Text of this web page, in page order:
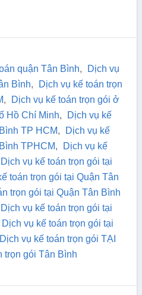
quận Tân Bình,
Dịch vụ
Bình,
Dịch vụ kế toán trọn
,
Dịch vụ kế toán trọn gói ở
Hồ Chí Minh,
Dịch vụ kế
TP HCM,
Dịch vụ kế
TPHCM,
Dịch vụ kế
Dịch vụ kế toán trọn gói tại
toán trọn gói tại Quận Tân
trọn gói tại Quận Tân Bình
Dịch vụ kế toán trọn gói tại
Dịch vụ kế toán trọn gói tại
Dịch vụ kế toán trọn gói TẠI
trọn gói Tân Bình